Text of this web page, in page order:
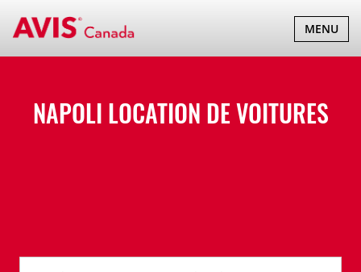
BASCULER
LA
MENU
NAPOLI LOCATION DE VOITURES